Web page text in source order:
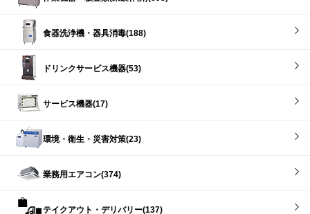
食器洗浄機・器具消毒(188)
ドリンクサービス機器(53)
サービス機器(17)
環境・衛生・災害対策(23)
業務用エアコン(374)
テイクアウト・デリバリー(137)